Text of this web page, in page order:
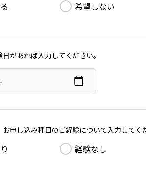
希望しない
があれば入力してください。
申し込み種目のご経験について入力してく
経験なし